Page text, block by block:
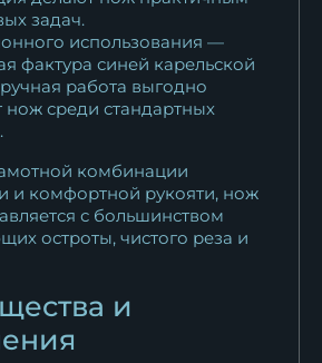
задач.
использования —
фактура синей карельской
работа выгодно
нож среди стандартных
комбинации
и комфортной рукояти, нож
с большинством
остроты, чистого реза и
и